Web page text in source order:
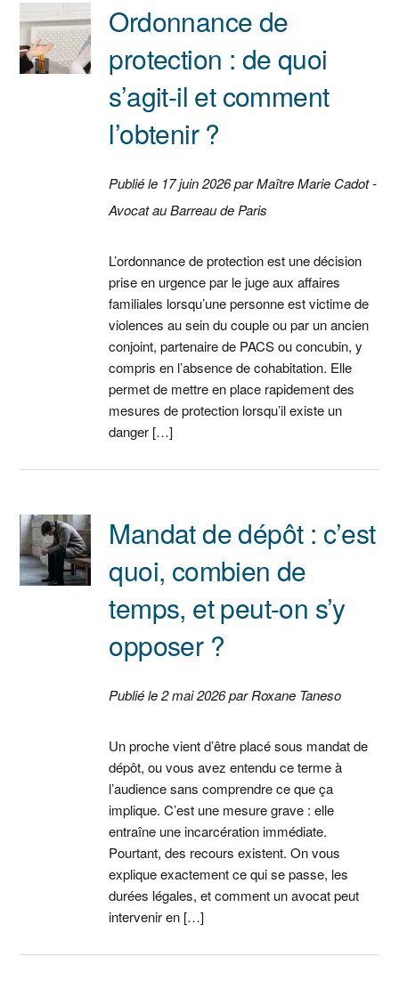
Ordonnance de
protection : de quoi
s’agit-il et comment
l’obtenir ?
Publié le 17 juin 2026 par Maître Marie Cadot -
Avocat au Barreau de Paris
L’ordonnance de protection est une décision
prise en urgence par le juge aux affaires
familiales lorsqu’une personne est victime de
violences au sein du couple ou par un ancien
conjoint, partenaire de PACS ou concubin, y
compris en l’absence de cohabitation. Elle
permet de mettre en place rapidement des
mesures de protection lorsqu’il existe un
danger […]
Mandat de dépôt : c’est
quoi, combien de
temps, et peut-on s’y
opposer ?
Publié le 2 mai 2026 par Roxane Taneso
Un proche vient d’être placé sous mandat de
dépôt, ou vous avez entendu ce terme à
l’audience sans comprendre ce que ça
implique. C’est une mesure grave : elle
entraîne une incarcération immédiate.
Pourtant, des recours existent. On vous
explique exactement ce qui se passe, les
durées légales, et comment un avocat peut
intervenir en […]